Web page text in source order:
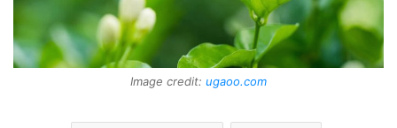
Image credit: ugaoo.com